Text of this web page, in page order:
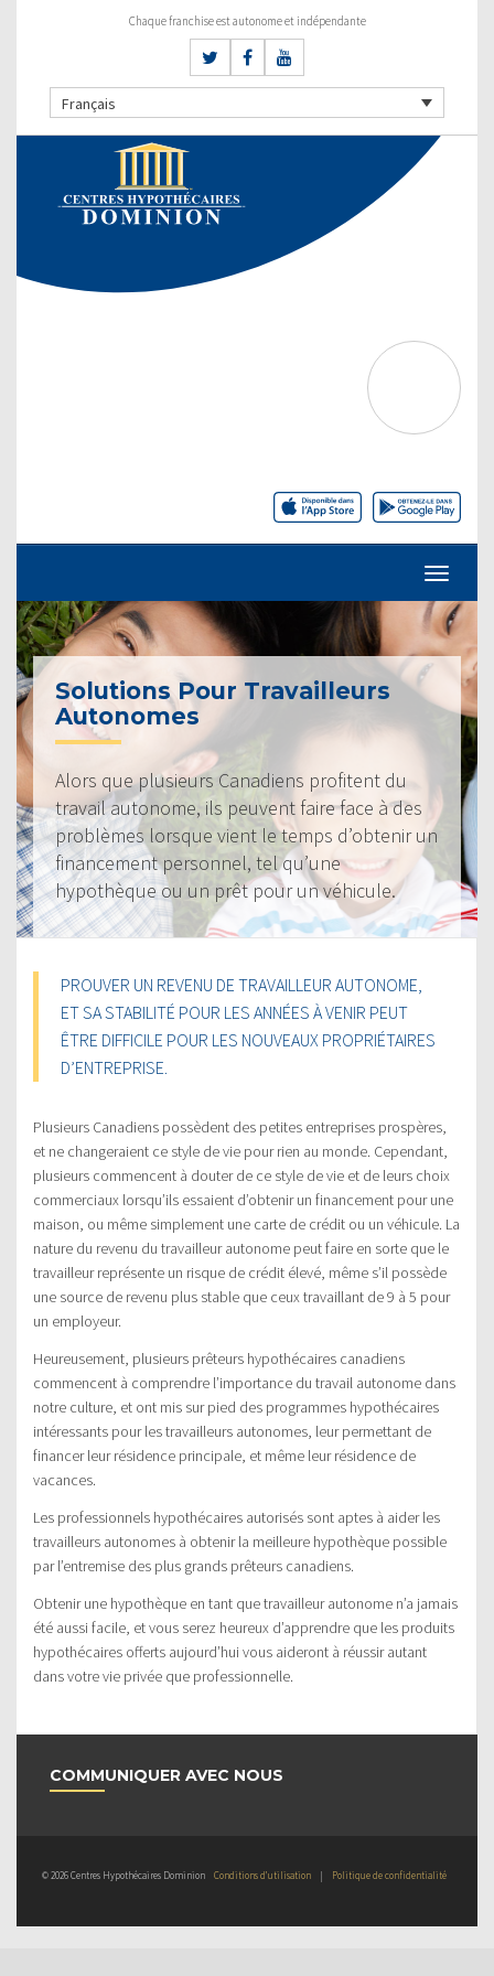
Chaque franchise est autonome et indépendante
Français
Solutions Pour Travailleurs
Autonomes
Alors que plusieurs Canadiens profitent du
travail autonome, ils peuvent faire face à des
problèmes lorsque vient le temps d’obtenir un
financement personnel, tel qu’une
hypothèque ou un prêt pour un véhicule.
PROUVER UN REVENU DE TRAVAILLEUR AUTONOME,
ET SA STABILITÉ POUR LES ANNÉES À VENIR PEUT
ÊTRE DIFFICILE POUR LES NOUVEAUX PROPRIÉTAIRES
D’ENTREPRISE.
Plusieurs Canadiens possèdent des petites entreprises prospères,
et ne changeraient ce style de vie pour rien au monde. Cependant,
plusieurs commencent à douter de ce style de vie et de leurs choix
commerciaux lorsqu’ils essaient d’obtenir un financement pour une
maison, ou même simplement une carte de crédit ou un véhicule. La
nature du revenu du travailleur autonome peut faire en sorte que le
travailleur représente un risque de crédit élevé, même s’il possède
une source de revenu plus stable que ceux travaillant de 9 à 5 pour
un employeur.
Heureusement, plusieurs prêteurs hypothécaires canadiens
commencent à comprendre l’importance du travail autonome dans
notre culture, et ont mis sur pied des programmes hypothécaires
intéressants pour les travailleurs autonomes, leur permettant de
financer leur résidence principale, et même leur résidence de
vacances.
Les professionnels hypothécaires autorisés sont aptes à aider les
travailleurs autonomes à obtenir la meilleure hypothèque possible
par l’entremise des plus grands prêteurs canadiens.
Obtenir une hypothèque en tant que travailleur autonome n’a jamais
été aussi facile, et vous serez heureux d’apprendre que les produits
hypothécaires offerts aujourd’hui vous aideront à réussir autant
dans votre vie privée que professionnelle.
COMMUNIQUER AVEC NOUS
© 2026 Centres Hypothécaires Dominion Conditions d’utilisation | Politique de confidentialité